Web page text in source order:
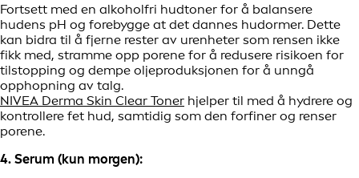
Fortsett med en alkoholfri hudtoner for å balansere
hudens pH og forebygge at det dannes hudormer. Dette
kan bidra til å fjerne rester av urenheter som rensen ikke
fikk med, stramme opp porene for å redusere risikoen for
tilstopping og dempe oljeproduksjonen for å unngå
opphopning av talg.
NIVEA Derma Skin Clear Toner hjelper til med å hydrere og
kontrollere fet hud, samtidig som den forfiner og renser
porene.
4. Serum (kun morgen):